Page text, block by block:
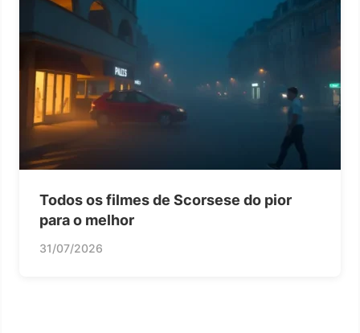
Todos os filmes de Scorsese do pior
para o melhor
31/07/2026